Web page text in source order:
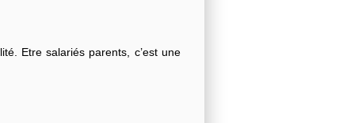
Etre salariés parents, c’est une